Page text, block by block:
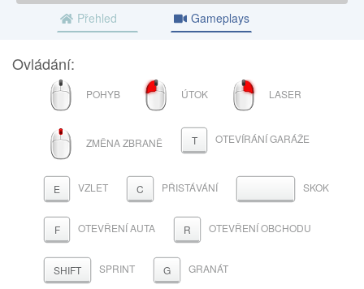
Přehled
Gameplays
Ovládání:
MYŠ
POHYB
LEVÉ
TLAČÍTKO
MYŠI
ÚTOK
PRAVÉ
TLAČÍTKO
MYŠI
LASER
ROLOVACÍ
KOLEČKOZMĚNA ZBRANĚ T OTEVÍRÁNÍ GARÁŽE
E VZLET C PŘISTÁVÁNÍ MEZERNÍKSKOK
F OTEVŘENÍ AUTA R OTEVŘENÍ OBCHODU
SHIFT SPRINT G GRANÁT